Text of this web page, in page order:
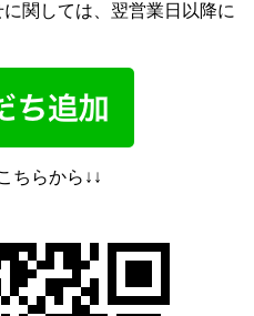
関しては、翌営業日以降に
ちらから↓↓